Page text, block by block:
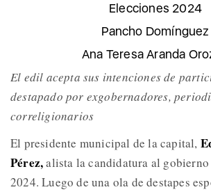
Elecciones 2024
Pancho Domínguez
Ana Teresa Aranda
El edil acepta sus intenciones de
destapado por exgobernadores,
correligionarios
El presidente municipal de la capital,
Pérez,alista la candidatura al gobierno
2024. Luego de una ola de destapes